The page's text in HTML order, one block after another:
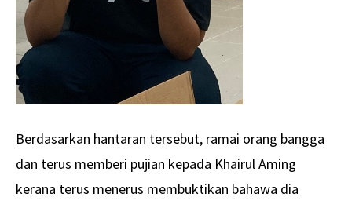
Berdasarkan hantaran tersebut, ramai orang bangga
dan terus memberi pujian kepada Khairul Aming
kerana terus menerus membuktikan bahawa dia